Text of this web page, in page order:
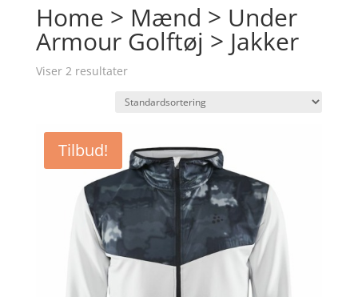
Home > Mænd > Under
Armour Golftøj > Jakker
Viser 2 resultater
Tilbud!